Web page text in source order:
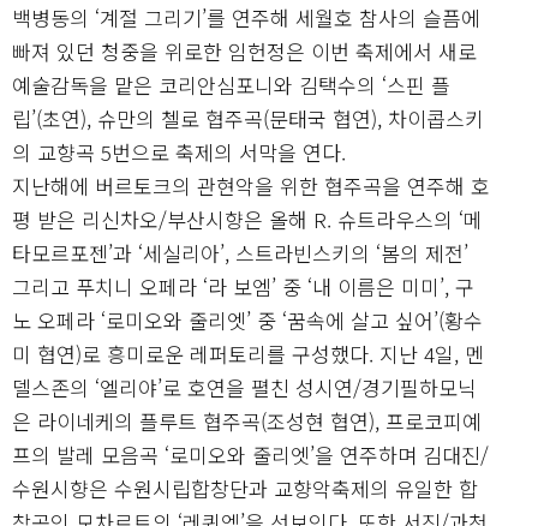
백병동의 ‘계절 그리기’를 연주해 세월호 참사의 슬픔에
빠져 있던 청중을 위로한 임헌정은 이번 축제에서 새로
예술감독을 맡은 코리안심포니와 김택수의 ‘스핀 플
립’(초연), 슈만의 첼로 협주곡(문태국 협연), 차이콥스키
의 교향곡 5번으로 축제의 서막을 연다.
지난해에 버르토크의 관현악을 위한 협주곡을 연주해 호
평 받은 리신차오/부산시향은 올해 R. 슈트라우스의 ‘메
타모르포젠’과 ‘세실리아’, 스트라빈스키의 ‘봄의 제전’
그리고 푸치니 오페라 ‘라 보엠’ 중 ‘내 이름은 미미’, 구
노 오페라 ‘로미오와 줄리엣’ 중 ‘꿈속에 살고 싶어’(황수
미 협연)로 흥미로운 레퍼토리를 구성했다. 지난 4일, 멘
델스존의 ‘엘리야’로 호연을 펼친 성시연/경기필하모닉
은 라이네케의 플루트 협주곡(조성현 협연), 프로코피예
프의 발레 모음곡 ‘로미오와 줄리엣’을 연주하며 김대진/
수원시향은 수원시립합창단과 교향악축제의 유일한 합